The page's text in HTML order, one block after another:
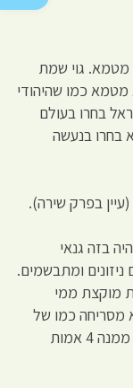
מטמא. גוי שמת
מטמא כמו שהיהודי
בחרו בעולם
בחרו בנעשה
בפרק שירה).
בזה גנאי
ומתבשמים.
מוקצת ממי
מסריחה כמו של
האדם ואין בזה גנאי ולמשל לא צריך להרחיק ממנה 4 אמות